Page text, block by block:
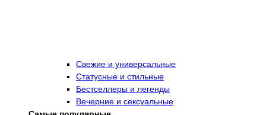
Свежие и универсальные
Статусные и стильные
Бестселлеры и легенды
Вечерние и сексуальные